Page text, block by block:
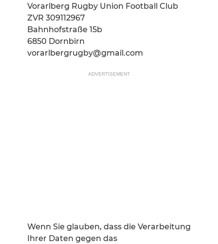
Vorarlberg Rugby Union Football Club
ZVR 309112967
Bahnhofstraße 15b
6850 Dornbirn
vorarlbergrugby@gmail.com
ADVERTISEMENT
Wenn Sie glauben, dass die Verarbeitung
Ihrer Daten gegen das